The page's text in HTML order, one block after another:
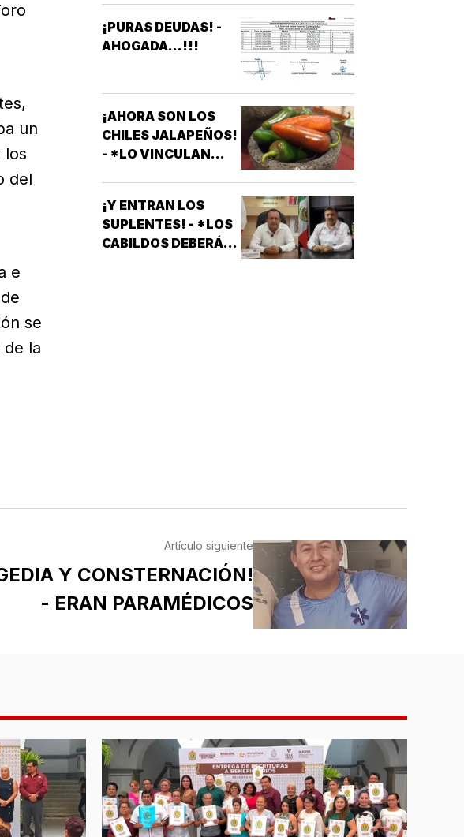
un
los
del
e
se
la
AFECTAN
ELEVADORES,
APARATOS
ELÉCTRICOS
¡PURAS DEUDAS! -
AHOGADA...!!!
¡AHORA SON LOS
CHILES JALAPEÑOS!
- *LO VINCULAN
¡Y ENTRAN LOS
SUPLENTES! - *LOS
CABILDOS DEBERÁN
Artículo siguiente
Y CONSTERNACIÓN!
- ERAN PARAMÉDICOS